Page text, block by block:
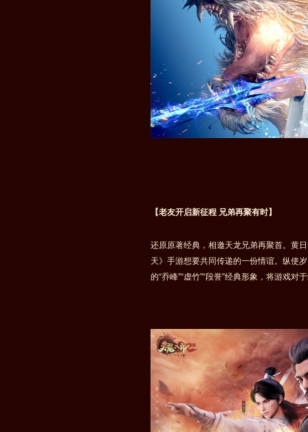
【老友开启新征程 兄弟再聚有时】
还原原著经典，相邀天龙兄弟再聚首。黄
天》手游想要共同传递的一份情谊。纵使
的“乔峰”“虚竹”“段誉”经典形象，将游戏